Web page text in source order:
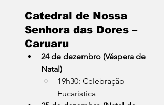
Catedral de Nossa
Senhora das Dores –
Caruaru
24 de dezembro (Véspera de
Natal)
19h30: Celebração
Eucarística